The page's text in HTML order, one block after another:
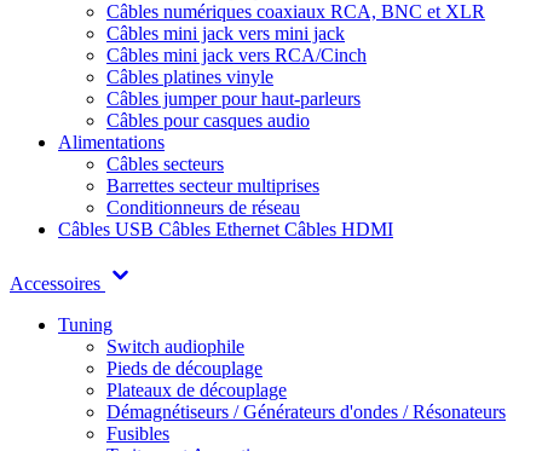
Câbles numériques coaxiaux RCA, BNC et XLR
Câbles mini jack vers mini jack
Câbles mini jack vers RCA/Cinch
Câbles platines vinyle
Câbles jumper pour haut-parleurs
Câbles pour casques audio
Alimentations
Câbles secteurs
Barrettes secteur multiprises
Conditionneurs de réseau
Câbles USB Câbles Ethernet Câbles HDMI
Accessoires
Tuning
Switch audiophile
Pieds de découplage
Plateaux de découplage
Démagnétiseurs / Générateurs d'ondes / Résonateurs
Fusibles